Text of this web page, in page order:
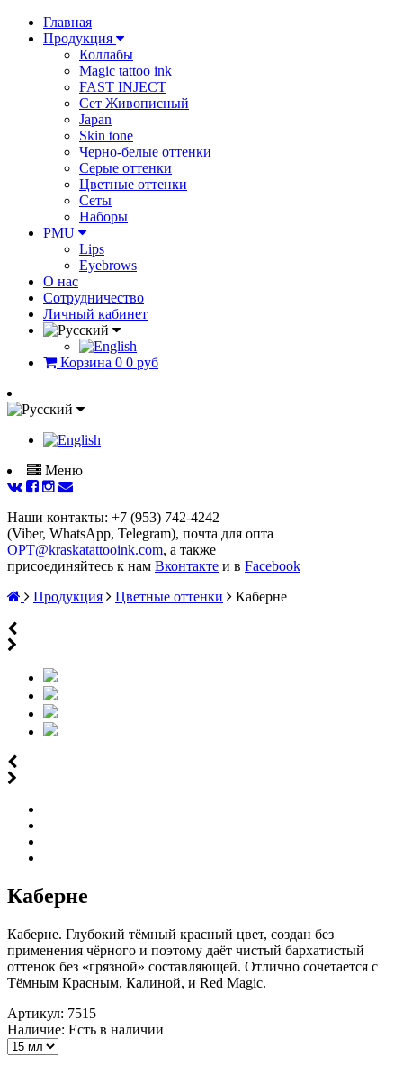
Главная
Продукция
Коллабы
Magic tattoo ink
FAST INJECT
Сет Живописный
Japan
Skin tone
Черно-белые оттенки
Серые оттенки
Цветные оттенки
Сеты
Наборы
PMU
Lips
Eyebrows
О нас
Сотрудничество
Личный кабинет
Корзина 0 0 руб
Меню
Наши контакты: +7 (953) 742-4242
(Viber, WhatsApp, Telegram), почта для опта
OPT@kraskatattooink.com, а также
присоединяйтесь к нам Вконтакте и в Facebook
Продукция
Цветные оттенки Каберне
Каберне
Каберне. Глубокий тёмный красный цвет, создан без
применения чёрного и поэтому даёт чистый бархатистый
оттенок без «грязной» составляющей. Отлично сочетается с
Тёмным Красным, Калиной, и Red Magic.
Артикул: 7515
Наличие: Есть в наличии